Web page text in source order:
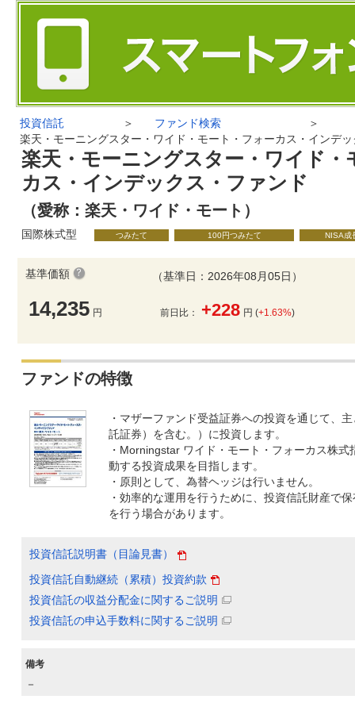
投資信託 ＞ ファンド検索
＞
楽天・モーニングスター・ワイド・モート・フォーカス・インデ
楽天・モーニングスター・ワイド・
カス・インデックス・ファンド
（愛称：楽天・ワイド・モート）
国際株式型 つみたて 100円つみたて NISA成
基準価額
14,235 円
（基準日：2026年08月05日）
前日比： +228 円 (+1.63%)
ファンドの特徴
・マザーファンド受益証券への投資を通じて、
託証券）を含む。）に投資します。
・Morningstar ワイド・モート・フォーカス株
動する投資成果を目指します。
・原則として、為替ヘッジは行いません。
・効率的な運用を行うために、投資信託財産で
を行う場合があります。
投資信託説明書（目論見書）
投資信託自動継続（累積）投資約款
投資信託の収益分配金に関するご説明
投資信託の申込手数料に関するご説明
備考
－